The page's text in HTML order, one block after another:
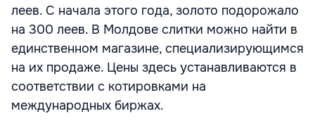
леев. С начала этого года, золото подорожало
на 300 леев. В Молдове слитки можно найти в
единственном магазине, специализирующимся
на их продаже. Цены здесь устанавливаются в
соответствии с котировками на
международных биржах.